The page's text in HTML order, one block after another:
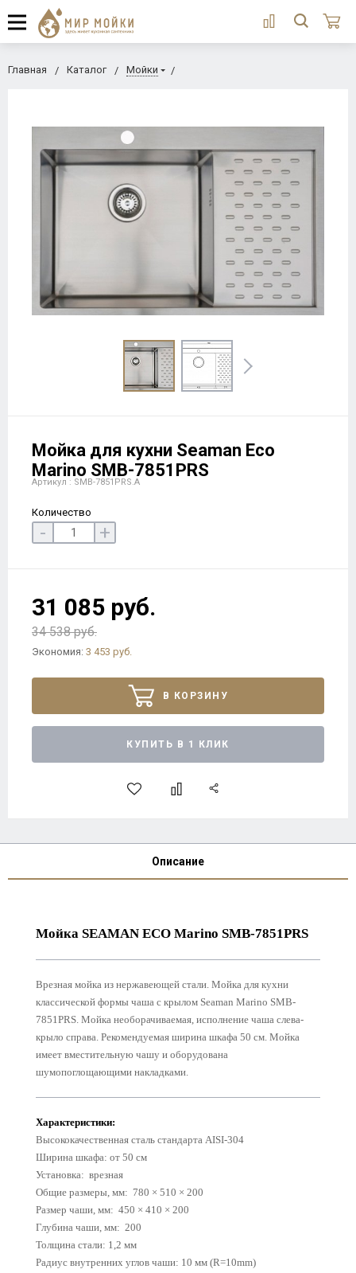
Главная Каталог Мойки
Мойка для кухни Seaman Eco
Marino SMB-7851PRS
Артикул : SMB-7851PRS.A
Количество
- +
31 085 руб.
34 538 руб.
Экономия: 3 453 руб.
В КОРЗИНУ
КУПИТЬ В 1 КЛИК
Описание
Мойка SEAMAN ECO Marino SMB-7851PRS
Врезная мойка из нержавеющей стали. Мойка для кухни
классической формы чаша с крылом Seaman Marino SMB-
7851PRS. Мойка необорачиваемая, исполнение чаша слева-
крыло справа. Рекомендуемая ширина шкафа 50 см. Мойка
имеет вместительную чашу и оборудована
шумопоглощающими накладками.
Характеристики:
Высококачественная сталь стандарта AISI-304
Ширина шкафа: от 50 см
Установка: врезная
Общие размеры, мм: 780 × 510 × 200
Размер чаши, мм: 450 × 410 × 200
Глубина чаши, мм: 200
Толщина стали: 1,2 мм
Радиус внутренних углов чаши: 10 мм (R=10mm)